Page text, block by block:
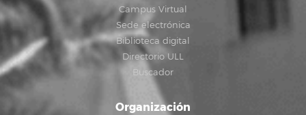
Campus Virtual
Sede electrónica
Biblioteca digital
Directorio ULL
Buscador
Organización